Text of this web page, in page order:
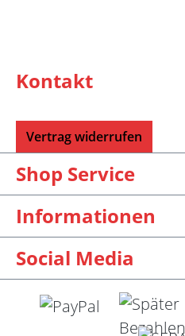
Kontakt
Vertrag widerrufen
Shop Service
Informationen
Social Media